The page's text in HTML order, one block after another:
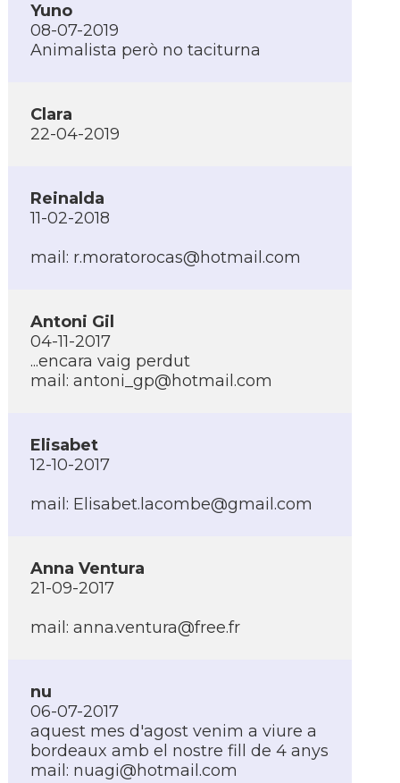
Yuno
08-07-2019
Animalista però no taciturna
Clara
22-04-2019
Reinalda
11-02-2018
mail: r.moratorocas@hotmail.com
Antoni Gil
04-11-2017
...encara vaig perdut
mail: antoni_gp@hotmail.com
Elisabet
12-10-2017
mail: Elisabet.lacombe@gmail.com
Anna Ventura
21-09-2017
mail: anna.ventura@free.fr
nu
06-07-2017
aquest mes d'agost venim a viure a
bordeaux amb el nostre fill de 4 anys
mail: nuagi@hotmail.com